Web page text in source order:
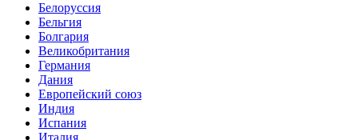
Белоруссия
Бельгия
Болгария
Великобритания
Германия
Дания
Европейский союз
Индия
Испания